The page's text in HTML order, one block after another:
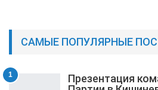
САМЫЕ ПОПУЛЯРНЫЕ
1
Презентация